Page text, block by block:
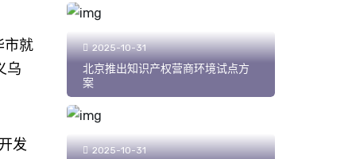
市就
乌
发
2025-10-31
北京推出知识产权营商环境试点方
案
2025-10-31